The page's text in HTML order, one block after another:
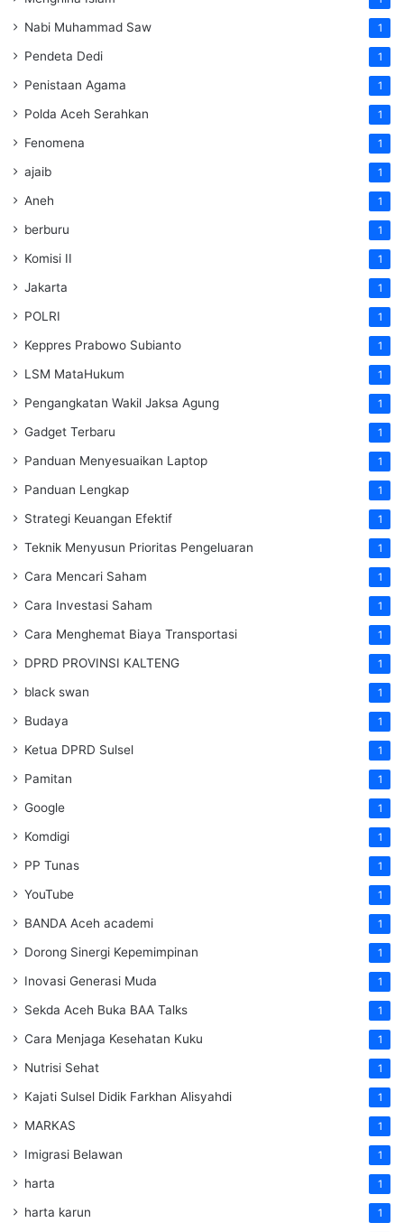
Nabi Muhammad Saw 1
Pendeta Dedi 1
Penistaan Agama 1
Polda Aceh Serahkan 1
Fenomena 1
ajaib 1
Aneh 1
berburu 1
Komisi II 1
Jakarta 1
POLRI 1
Keppres Prabowo Subianto 1
LSM MataHukum 1
Pengangkatan Wakil Jaksa Agung 1
Gadget Terbaru 1
Panduan Menyesuaikan Laptop 1
Panduan Lengkap 1
Strategi Keuangan Efektif 1
Teknik Menyusun Prioritas Pengeluaran 1
Cara Mencari Saham 1
Cara Investasi Saham 1
Cara Menghemat Biaya Transportasi 1
DPRD PROVINSI KALTENG 1
black swan 1
Budaya 1
Ketua DPRD Sulsel 1
Pamitan 1
Google 1
Komdigi 1
PP Tunas 1
YouTube 1
BANDA Aceh academi 1
Dorong Sinergi Kepemimpinan 1
Inovasi Generasi Muda 1
Sekda Aceh Buka BAA Talks 1
Cara Menjaga Kesehatan Kuku 1
Nutrisi Sehat 1
Kajati Sulsel Didik Farkhan Alisyahdi 1
MARKAS 1
Imigrasi Belawan 1
harta 1
harta karun 1